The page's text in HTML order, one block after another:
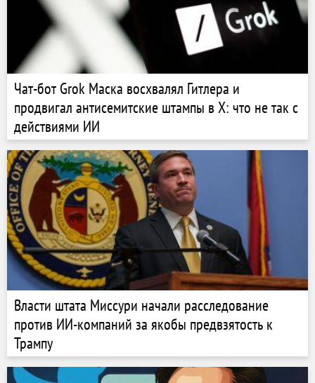
Чат-бот Grok Маска восхвалял Гитлера и
продвигал антисемитские штампы в X: что не так с
действиями ИИ
Власти штата Миссури начали расследование
против ИИ-компаний за якобы предвзятость к
Трампу